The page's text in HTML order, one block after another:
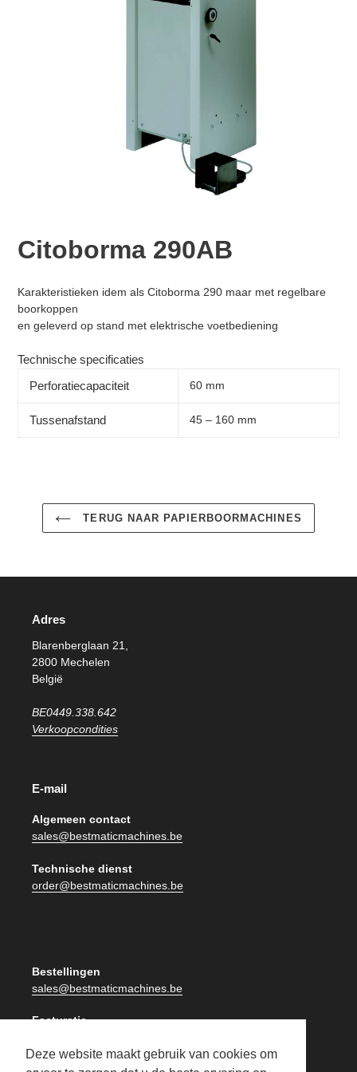
Deze website maakt gebruik van cookies om
Citoborma 290AB
prijs
Product
toegevoegen
aan
winkelwagen
Karakteristieken idem als Citoborma 290 maar met regelbare
boorkoppen
en geleverd op stand met elektrische voetbediening
Technische specificaties
Perforatiecapaciteit
60 mm
Tussenafstand 45 – 160 mm
TERUG NAAR PAPIERBOORMACHINES
Adres
Blarenberglaan 21,
2800 Mechelen
België
BE0449.338.642
Verkoopcondities
E-mail
Algemeen contact
sales@bestmaticmachines.be
Technische dienst
order@bestmaticmachines.be
Bestellingen
sales@bestmaticmachines.be
Facturatie